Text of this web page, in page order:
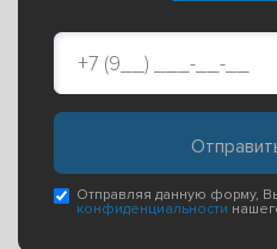
Отправляя данную форму,
конфиденциальности